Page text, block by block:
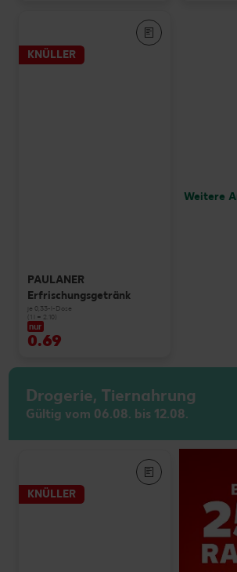
KNÜLLER
PAULANER
Erfrischungsgetränk
je 0,33-l-Dose
(1 l = 2.10)
nur
0.69
Weitere
Drogerie, Tiernahrung
Gültig vom 06.08. bis 12.08.
KNÜLLER